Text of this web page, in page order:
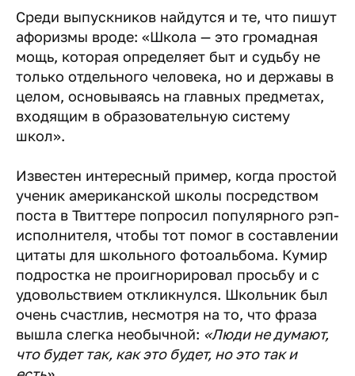
Среди выпускников найдутся и те, что пишут
афоризмы вроде: «Школа — это громадная
мощь, которая определяет быт и судьбу не
только отдельного человека, но и державы в
целом, основываясь на главных предметах,
входящим в образовательную систему
школ».
Известен интересный пример, когда простой
ученик американской школы посредством
поста в Твиттере попросил популярного рэп-
исполнителя, чтобы тот помог в составлении
цитаты для школьного фотоальбома. Кумир
подростка не проигнорировал просьбу и с
удовольствием откликнулся. Школьник был
очень счастлив, несмотря на то, что фраза
вышла слегка необычной: «Люди не думают,
что будет так, как это будет, но это так и